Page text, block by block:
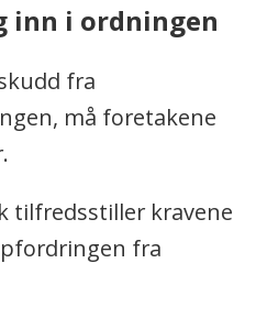
inn i ordningen
fra
må foretakene
tilfredsstiller kravene
fra